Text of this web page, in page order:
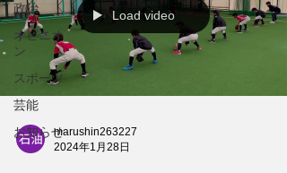
政治
オピニオ
ン
スポーツ
芸能
お知らせ
Load video
marushin263227
2024年1月28日